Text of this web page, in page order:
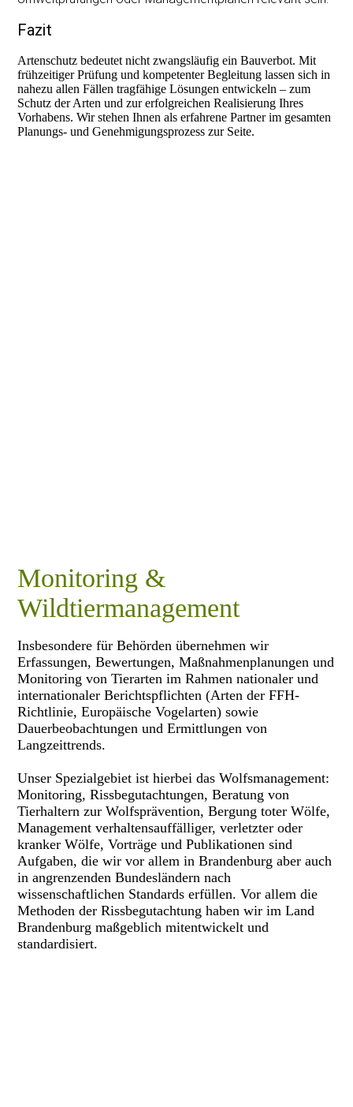
Fazit
Artenschutz bedeutet nicht zwangsläufig ein Bauverbot. Mit
frühzeitiger Prüfung und kompetenter Begleitung lassen sich in
nahezu allen Fällen tragfähige Lösungen entwickeln – zum
Schutz der Arten und zur erfolgreichen Realisierung Ihres
Vorhabens. Wir stehen Ihnen als erfahrene Partner im gesamten
Planungs- und Genehmigungsprozess zur Seite.
Monitoring &
Wildtiermanagement
Insbesondere für Behörden übernehmen wir
Erfassungen, Bewertungen, Maßnahmenplanungen und
Monitoring von Tierarten im Rahmen nationaler und
internationaler Berichtspflichten (Arten der FFH-
Richtlinie, Europäische Vogelarten) sowie
Dauerbeobachtungen und Ermittlungen von
Langzeittrends.
Unser Spezialgebiet ist hierbei das Wolfsmanagement:
Monitoring, Rissbegutachtungen, Beratung von
Tierhaltern zur Wolfsprävention, Bergung toter Wölfe,
Management verhaltensauffälliger, verletzter oder
kranker Wölfe, Vorträge und Publikationen sind
Aufgaben, die wir vor allem in Brandenburg aber auch
in angrenzenden Bundesländern nach
wissenschaftlichen Standards erfüllen. Vor allem die
Methoden der Rissbegutachtung haben wir im Land
Brandenburg maßgeblich mitentwickelt und
standardisiert.